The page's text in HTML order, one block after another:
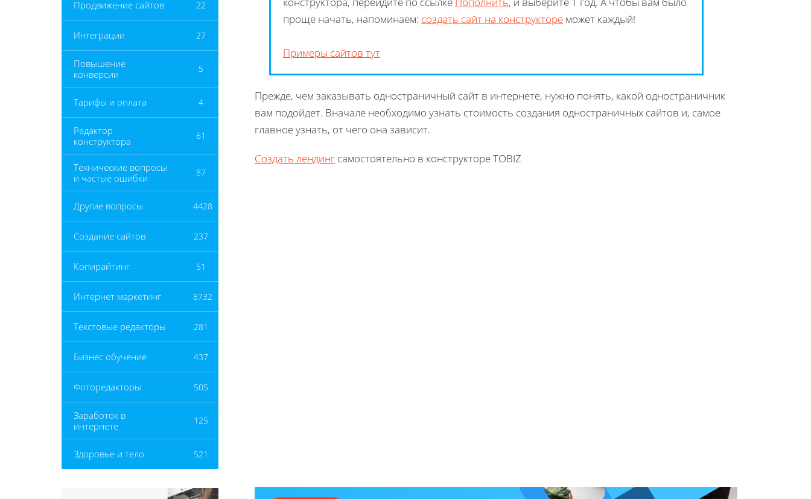
Продвижение сайтов 22
Интеграции 27
Повышение
конверсии
5
Тарифы и оплата 4
Редактор
конструктора
61
Технические вопросы
и частые ошибки
87
Другие вопросы 4428
Создание сайтов 237
Копирайтинг 51
Интернет маркетинг 8732
Текстовые редакторы 281
Бизнес обучение 437
Фоторедакторы 505
Заработок в
интернете
125
Здоровье и тело 521
проще начать, напоминаем: создать сайт на конструкторе может каждый!
Примеры сайтов тут
Прежде, чем заказывать одностраничный сайт в интернете, нужно понять, какой одностраничник
вам подойдет. Вначале необходимо узнать стоимость создания одностраничных сайтов и, самое
главное узнать, от чего она зависит.
Создать лендинг самостоятельно в конструкторе TOBIZ